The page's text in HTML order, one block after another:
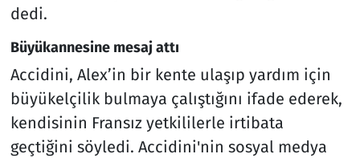
dedi.
Büyükannesine mesaj attı
Accidini, Alex’in bir kente ulaşıp yardım için
büyükelçilik bulmaya çalıştığını ifade ederek,
kendisinin Fransız yetkililerle irtibata
geçtiğini söyledi. Accidini'nin sosyal medya